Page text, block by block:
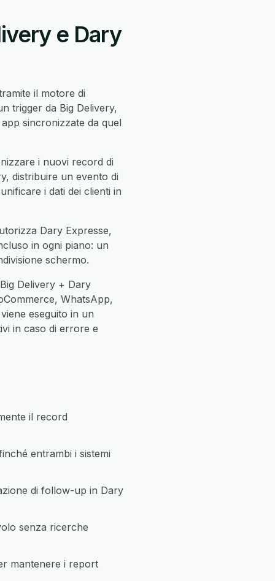
e Dary
il motore di
trigger da Big Delivery,
sincronizzate da quel
i nuovi record di
distribuire un evento di
i dati dei clienti in
Dary Expresse,
in ogni piano: un
schermo.
Delivery + Dary
WhatsApp,
eseguito in un
in caso di errore e
il record
entrambi i sistemi
di follow-up in Dary
senza ricerche
mantenere i report